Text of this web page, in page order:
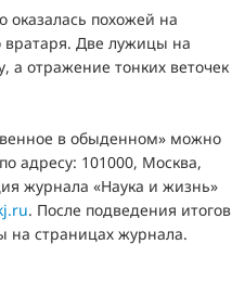
похожей на
вратаря. Две лужицы на
а отражение тонких веточек
в обыденном» можно
адресу: 101000, Москва,
журнала «Наука и жизнь»
. После подведения итогов
на страницах журнала.